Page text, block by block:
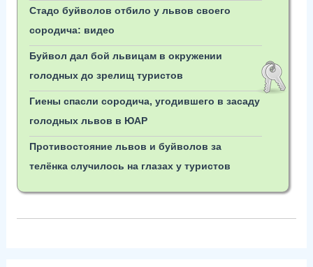
Стадо буйволов отбило у львов своего
сородича: видео
Буйвол дал бой львицам в окружении
голодных до зрелищ туристов
Гиены спасли сородича, угодившего в засаду
голодных львов в ЮАР
Противостояние львов и буйволов за
телёнка случилось на глазах у туристов